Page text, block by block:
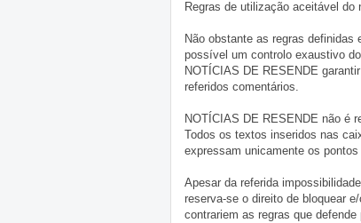
Regras de utilização aceitável do
Não obstante as regras
possível um controlo exaustivo
NOTÍCIAS DE RESENDE
referidos comentários.
NOTÍCIAS DE RESENDE não é
Todos os textos inseridos nas
expressam unicamente os
Apesar da referida
reserva-se o direito de bloquear
contrariem as regras que